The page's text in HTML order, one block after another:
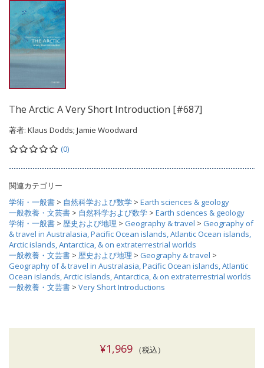
The Arctic: A Very Short Introduction [#687]
著者: Klaus Dodds; Jamie Woodward
(0)
関連カテゴリー
学術・一般書 > 自然科学および数学 > Earth sciences & geology
一般教養・文芸書 > 自然科学および数学 > Earth sciences & geology
学術・一般書 > 歴史および地理 > Geography & travel > Geography of
& travel in Australasia, Pacific Ocean islands, Atlantic Ocean islands,
Arctic islands, Antarctica, & on extraterrestrial worlds
一般教養・文芸書 > 歴史および地理 > Geography & travel >
Geography of & travel in Australasia, Pacific Ocean islands, Atlantic
Ocean islands, Arctic islands, Antarctica, & on extraterrestrial worlds
一般教養・文芸書 > Very Short Introductions
¥1,969（税込）